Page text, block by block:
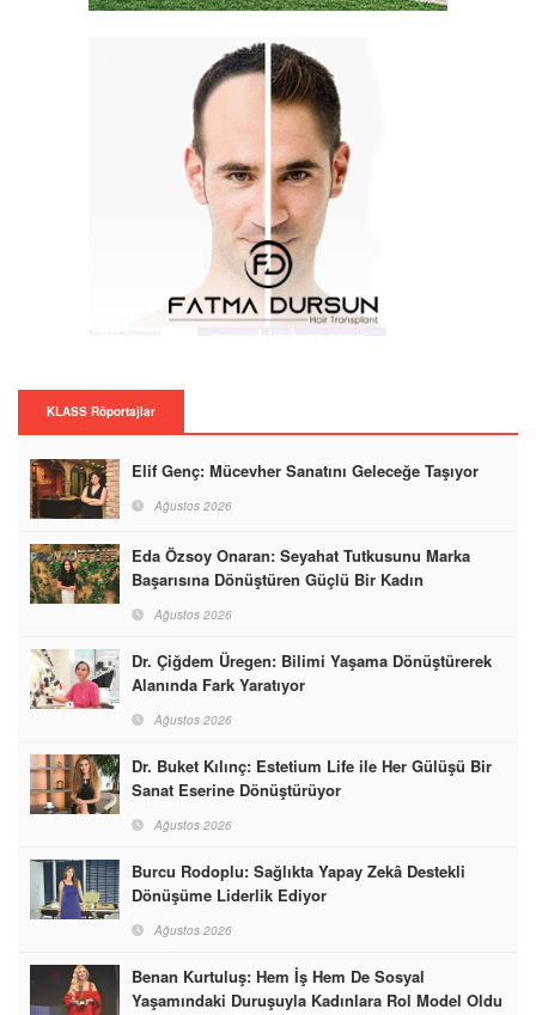
KLASS Röportajlar
Elif Genç: Mücevher Sanatını Geleceğe Taşıyor
Ağustos 2026
Eda Özsoy Onaran: Seyahat Tutkusunu Marka
Başarısına Dönüştüren Güçlü Bir Kadın
Ağustos 2026
Dr. Çiğdem Üregen: Bilimi Yaşama Dönüştürerek
Alanında Fark Yaratıyor
Ağustos 2026
Dr. Buket Kılınç: Estetium Life ile Her Gülüşü Bir
Sanat Eserine Dönüştürüyor
Ağustos 2026
Burcu Rodoplu: Sağlıkta Yapay Zekâ Destekli
Dönüşüme Liderlik Ediyor
Ağustos 2026
Benan Kurtuluş: Hem İş Hem De Sosyal
Yaşamındaki Duruşuyla Kadınlara Rol Model Oldu